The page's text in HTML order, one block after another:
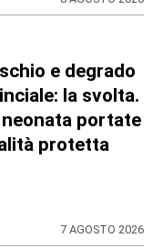
e degrado
la svolta.
neonata portate
protetta
7 AGOSTO 2026